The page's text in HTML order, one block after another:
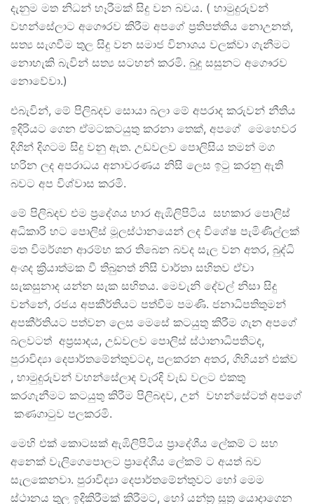
දැනුම මත නිධන් හෑරීමක් සිදු වන බවය. ( හාමුදුරුවන්
වහන්සේලාට අගෞරව කිරීම අපගේ ප්‍රතිපත්තිය නොඋනත්,
සත්‍ය සැගවීම තුල සිදු වන සමාජ විනාශය වලක්වා ගැනීමට
නොහැකි බැවින් සත්‍ය සටහන් කරමි. බුදු සසුනට අගෞරව
නොවේවා.)
එබැවින්, මේ පිලිබදව සොයා බලා මේ අපරාද කරුවන් නීතිය
ඉදිරියට ගෙන ඒමටකටයුතු කරනා තෙක්, අපගේ මෙහෙවර
දිගින් දිගටම සිදු වනු ඇත. උඩවලව පොලිසිය තමන් මග
හරින ලද අපරාධය අනාවරණය නිසි ලෙස ඉටු කරනු ඇති
බවට අප විශ්වාස කරමි.
මේ පිලිබදව එම ප්‍රදේශය භාර ඇඹිලිපිටිය සහකාර පොලිස්
අධිකාරි හට පොලිස් මූලස්ථානයෙන් ලද විශේෂ පැමිණිල්ලක්
මත විමර්ශන ආරම්භ කර තිබෙන බවද සැල වන අතර, බුද්ධි
අංශද ක්‍රියාත්මක වී තිබුනත් නිසි වාර්තා සහිතව ඒවා
සැකසුනාද යන්න සැක සහිතය. මෙවැනි දේවල් නිසා සිදු
වන්නේ, රජය අපකීර්තියට පත්වීම පමණි. ජනාධිපතිතුමන්
අපකීර්තියට පත්වන ලෙස මෙසේ කටයුතු කිරීම ගැන අපගේ
බලවටත් අප්‍රසාදය, උඩවලව පොලිස් ස්ථානාධිපතිටද,
පුරාවිද්‍යා දෙපාර්තමේන්තුවටද, පලකරන අතර, ගිහියන් එක්ව
, හාමුදුරුවන් වහන්සේලාද වැරදි වැඩ වලට එකතු
කරගැනීමට කටයුතු කිරීම පිලිබදව, උන් වහන්සේටත් අපගේ
කණගාටුව පලකරමි.
මෙහි එක් කොටසක් ඇඹිලිපිටිය ප්‍රාදේශීය ලේකම් ට සහ
අනෙක් වැලිගෙපොලට ප්‍රාදේශීය ලේකම් ට අයත් බව
සැලකෙනවා. පුරාවිද්‍යා දෙපාර්තමේන්තුවට හෝ මෙම
ස්ථානය තුල ඉදිකිරීමක් කිරීමට, හෝ යන්ත්‍ර සූත්‍ර යොදාගෙන